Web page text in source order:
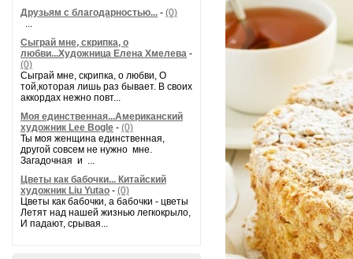
Друзьям с благодарностью... - (0)
...
Сыграй мне, скрипка, о
любви...Художница Елена Хмелева -
(0)
Сыграй мне, скрипка, о любви, О
той,которая лишь раз бывает. В своих
аккордах нежно повт...
Моя единственная...Американский
художник Lee Bogle - (0)
Ты моя женщина единственная,
другой совсем не нужно мне.
Загадочная и ...
Цветы как бабочки... Китайский
художник Liu Yutao - (0)
Цветы как бабочки, а бабочки - цветы
Летят над нашей жизнью легкокрыло,
И падают, срывая...